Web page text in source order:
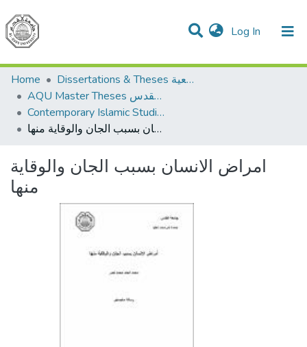
Log In (current)
Communities & Collections
All of DSpace
Home
Dissertations & Theses الرسائل الجامعية
AQU Master Theses الرسائل الجامعية الخاصة بجامعة القدس
Contemporary Islamic Studies الدراسات الإسلامية المعاصرة
امراض الانسان بسبب الجان والوقاية منها
امراض الانسان بسبب الجان والوقاية
منها